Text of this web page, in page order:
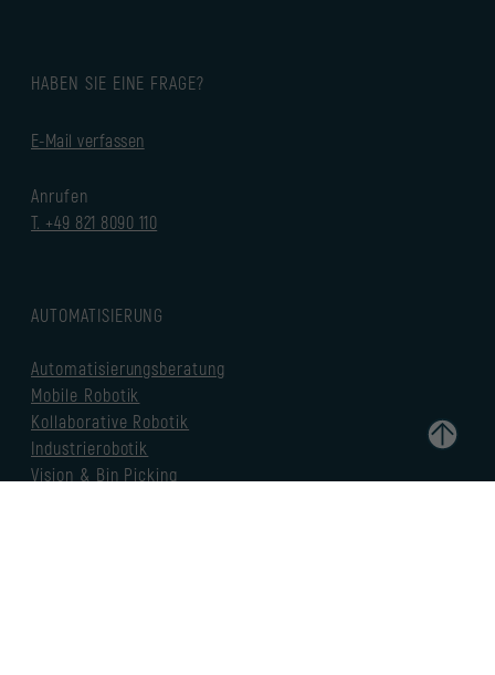
HABEN SIE EINE FRAGE?
E-Mail verfassen
Anrufen
T. +49 821 8090 110
AUTOMATISIERUNG
Automatisierungsberatung
Mobile Robotik
Kollaborative Robotik
Industrierobotik
Vision & Bin Picking